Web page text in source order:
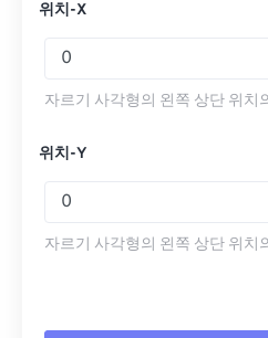
위치-X
자르기 사각형의 왼쪽 상단 위치
위치-Y
자르기 사각형의 왼쪽 상단 위치